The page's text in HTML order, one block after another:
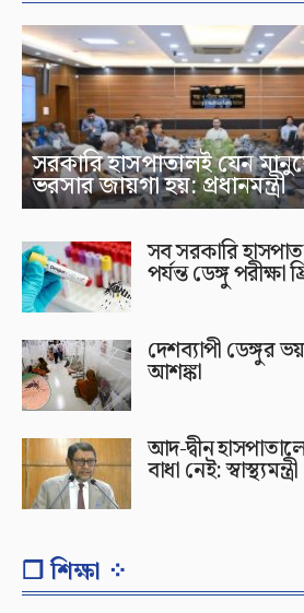
সরকারি হাসপাতালই যেন
ভরসার জায়গা হয়: প্রধানমন্ত্রী
সব সরকারি
পর্যন্ত ডেঙ্গু পরীক্ষা
দেশব্যাপী ডেঙ্গুর
আশঙ্কা
আদ-দ্বীন
বাধা নেই: স্বাস্থ্যমন্ত্রী
❐ শিক্ষা ⁘